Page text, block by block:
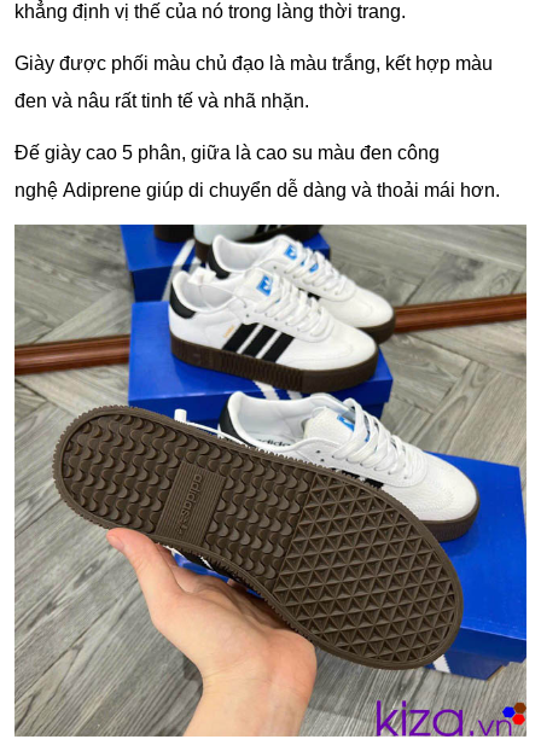
khẳng định vị thế của nó trong làng thời trang.
Giày được phối màu chủ đạo là màu trắng, kết hợp màu
đen và nâu rất tinh tế và nhã nhặn.
Đế giày cao 5 phân, giữa là cao su màu đen công
nghệ Adiprene giúp di chuyển dễ dàng và thoải mái hơn.